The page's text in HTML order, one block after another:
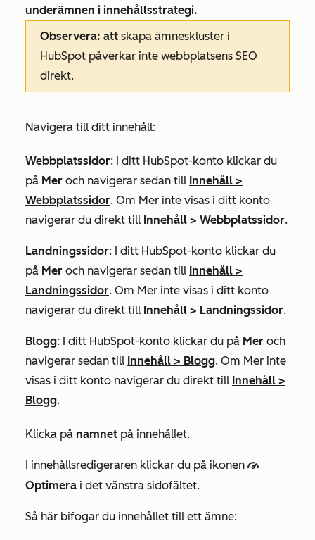
underämnen i innehållsstrategi.
Observera: att skapa ämneskluster i
HubSpot påverkar inte webbplatsens SEO
direkt.
Navigera till ditt innehåll:
Webbplatssidor: I ditt HubSpot-konto klickar du
på Mer och navigerar sedan till Innehåll >
Webbplatssidor. Om Mer inte visas i ditt konto
navigerar du direkt till Innehåll > Webbplatssidor.
Landningssidor: I ditt HubSpot-konto klickar du
på Mer och navigerar sedan till Innehåll >
Landningssidor. Om Mer inte visas i ditt konto
navigerar du direkt till Innehåll > Landningssidor.
Blogg: I ditt HubSpot-konto klickar du på Mer och
navigerar sedan till Innehåll > Blogg. Om Mer inte
visas i ditt konto navigerar du direkt till Innehåll >
Blogg.
Klicka på namnet på innehållet.
I innehållsredigeraren klickar du på ikonen gauge
Optimera i det vänstra sidofältet.
Så här bifogar du innehållet till ett ämne: